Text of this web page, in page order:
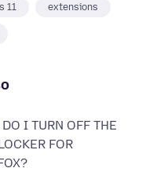
11 extensions
I TURN OFF THE
FOR